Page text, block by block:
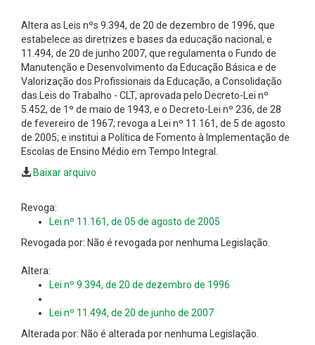
Altera as Leis nºs 9.394, de 20 de dezembro de 1996, que
estabelece as diretrizes e bases da educação nacional, e
11.494, de 20 de junho 2007, que regulamenta o Fundo de
Manutenção e Desenvolvimento da Educação Básica e de
Valorização dos Profissionais da Educação, a Consolidação
das Leis do Trabalho - CLT, aprovada pelo Decreto-Lei nº
5.452, de 1º de maio de 1943, e o Decreto-Lei nº 236, de 28
de fevereiro de 1967; revoga a Lei nº 11.161, de 5 de agosto
de 2005; e institui a Política de Fomento à Implementação de
Escolas de Ensino Médio em Tempo Integral.
Baixar arquivo
Revoga:
Lei nº 11.161, de 05 de agosto de 2005
Revogada por: Não é revogada por nenhuma Legislação.
Altera:
Lei nº 9.394, de 20 de dezembro de 1996
Lei nº 11.494, de 20 de junho de 2007
Alterada por: Não é alterada por nenhuma Legislação.